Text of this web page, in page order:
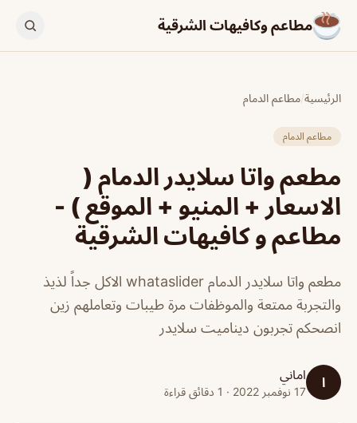
مطاعم وكافيهات الشرقية
الرئيسية/مطاعم الدمام
مطاعم الدمام
مطعم واتا سلايدر الدمام (
الاسعار + المنيو + الموقع ) -
مطاعم و كافيهات الشرقية
مطعم واتا سلايدر الدمام whataslider الاكل جداً لذيذ
والتجربة ممتعة والموظفات مرة طيبات وتعاملهم زين
انصحكم تجربون ديناميت سلايدر
ا اماني
17 نوفمبر 2022 · 1 دقائق قراءة